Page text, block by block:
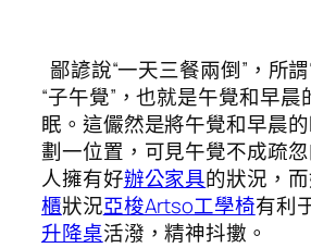
鄙諺說“一天三餐兩倒”，所
“子午覺”，也就是午覺和早晨
眠。這儼然是將午覺和早晨
劃一位置，可見午覺不成疏
人擁有好辦公家具的狀況，
櫃狀況亞梭Artso工學椅有利
升降桌活潑，精神抖擻。